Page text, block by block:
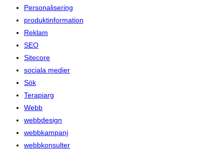
Personalisering
produktinformation
Reklam
SEO
Sitecore
sociala medier
Sök
Terapiarg
Webb
webbdesign
webbkampanj
webbkonsulter